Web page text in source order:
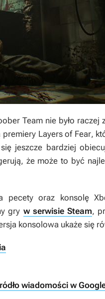
Team nie było raczej
premiery Layers of Fear,
jeszcze bardziej
że może to być
pecety oraz konsolę
gry w serwisie Steam,
konsolowa ukaże się
wiadomości w